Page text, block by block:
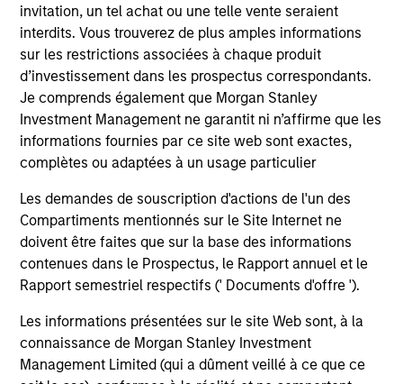
invitation, un tel achat ou une telle vente seraient
interdits. Vous trouverez de plus amples informations
sur les restrictions associées à chaque produit
d’investissement dans les prospectus correspondants.
Je comprends également que Morgan Stanley
Investment Management ne garantit ni n’affirme que les
informations fournies par ce site web sont exactes,
complètes ou adaptées à un usage particulier
Les demandes de souscription d'actions de l'un des
Compartiments mentionnés sur le Site Internet ne
doivent être faites que sur la base des informations
contenues dans le Prospectus, le Rapport annuel et le
Rapport semestriel respectifs (' Documents d'offre ').
Les informations présentées sur le site Web sont, à la
connaissance de Morgan Stanley Investment
Management Limited (qui a dûment veillé à ce que ce
predictable cash flows and low credit and event risk.
2
Sector Emphasis
We exclude corporate bonds from all short duration
strategies. Instead, we emphasize high quality
corporate bonds with significantly higher credit quality.
3
Results of Our Process
We seek to provide capital preservation, liquidity in all
market conditions, and deliver attractive risk adjusted